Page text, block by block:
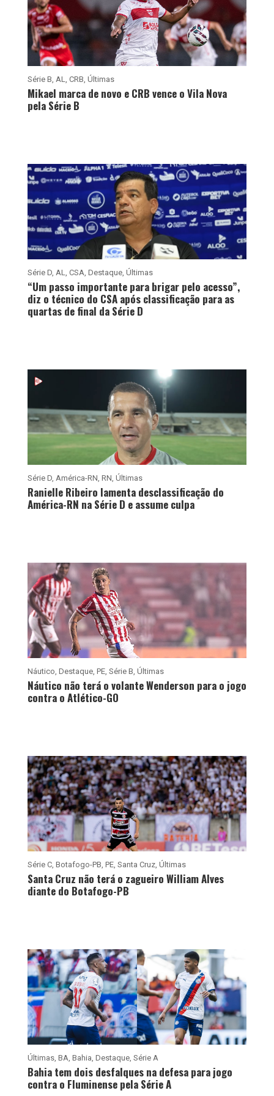
Série B, AL, CRB, Últimas
Mikael marca de novo e CRB vence o Vila Nova
pela Série B
Série D, AL, CSA, Destaque, Últimas
“Um passo importante para brigar pelo acesso”,
diz o técnico do CSA após classificação para as
quartas de final da Série D
Série D, América-RN, RN, Últimas
Ranielle Ribeiro lamenta desclassificação do
América-RN na Série D e assume culpa
Náutico, Destaque, PE, Série B, Últimas
Náutico não terá o volante Wenderson para o jogo
contra o Atlético-GO
Série C, Botafogo-PB, PE, Santa Cruz, Últimas
Santa Cruz não terá o zagueiro William Alves
diante do Botafogo-PB
Últimas, BA, Bahia, Destaque, Série A
Bahia tem dois desfalques na defesa para jogo
contra o Fluminense pela Série A